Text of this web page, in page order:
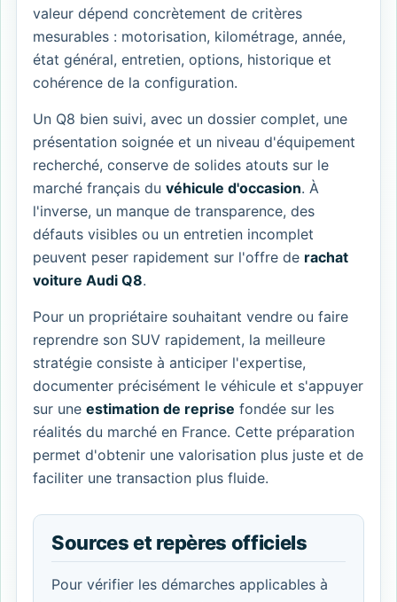
valeur dépend concrètement de critères
mesurables : motorisation, kilométrage, année,
état général, entretien, options, historique et
cohérence de la configuration.
Un Q8 bien suivi, avec un dossier complet, une
présentation soignée et un niveau d'équipement
recherché, conserve de solides atouts sur le
marché français du véhicule d'occasion. À
l'inverse, un manque de transparence, des
défauts visibles ou un entretien incomplet
peuvent peser rapidement sur l'offre de rachat
voiture Audi Q8.
Pour un propriétaire souhaitant vendre ou faire
reprendre son SUV rapidement, la meilleure
stratégie consiste à anticiper l'expertise,
documenter précisément le véhicule et s'appuyer
sur une estimation de reprise fondée sur les
réalités du marché en France. Cette préparation
permet d'obtenir une valorisation plus juste et de
faciliter une transaction plus fluide.
Sources et repères officiels
Pour vérifier les démarches applicables à